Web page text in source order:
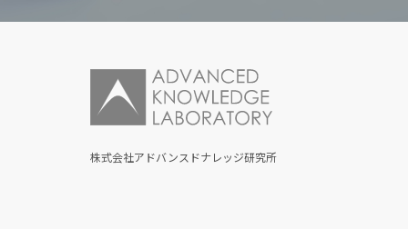
株式会社アドバンスドナレッジ研究所